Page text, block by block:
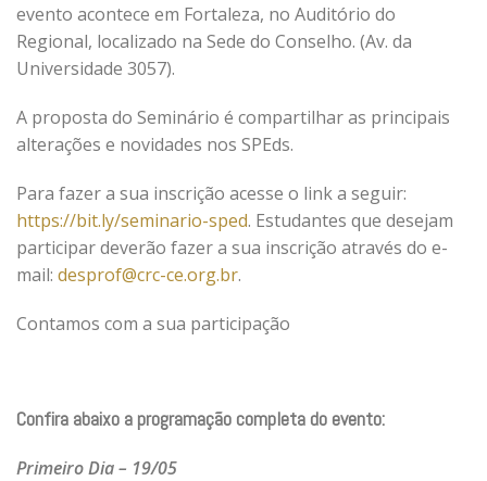
evento acontece em Fortaleza, no Auditório do
Regional, localizado na Sede do Conselho. (Av. da
Universidade 3057).
A proposta do Seminário é compartilhar as principais
alterações e novidades nos SPEds.
Para fazer a sua inscrição acesse o link a seguir:
https://bit.ly/seminario-sped. Estudantes que desejam
participar deverão fazer a sua inscrição através do e-
mail: desprof@crc-ce.org.br.
Contamos com a sua participação
Confira abaixo a programação completa do evento:
Primeiro Dia – 19/05